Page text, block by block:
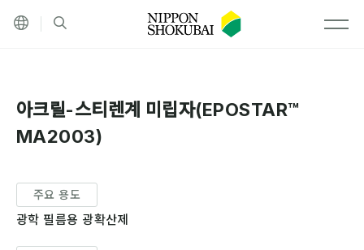
기타 언어
아크릴-스티렌계 미립자(EPOSTAR™
MA2003)
주요 용도
광학 필름용 광확산제